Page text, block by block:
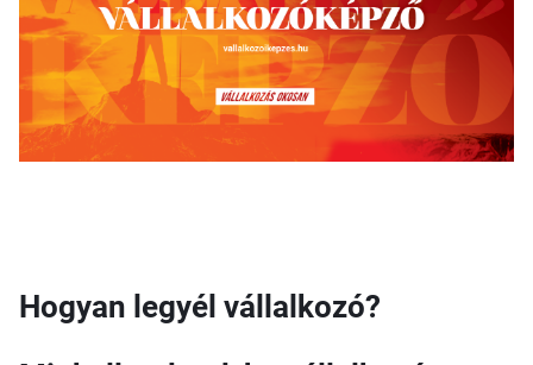
Hogyan legyél vállalkozó?